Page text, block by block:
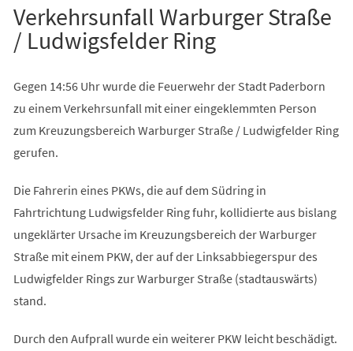
Verkehrsunfall Warburger Straße
/ Ludwigsfelder Ring
Gegen 14:56 Uhr wurde die Feuerwehr der Stadt Paderborn
zu einem Verkehrsunfall mit einer eingeklemmten Person
zum Kreuzungsbereich Warburger Straße / Ludwigfelder Ring
gerufen.
Die Fahrerin eines PKWs, die auf dem Südring in
Fahrtrichtung Ludwigsfelder Ring fuhr, kollidierte aus bislang
ungeklärter Ursache im Kreuzungsbereich der Warburger
Straße mit einem PKW, der auf der Linksabbiegerspur des
Ludwigfelder Rings zur Warburger Straße (stadtauswärts)
stand.
Durch den Aufprall wurde ein weiterer PKW leicht beschädigt.